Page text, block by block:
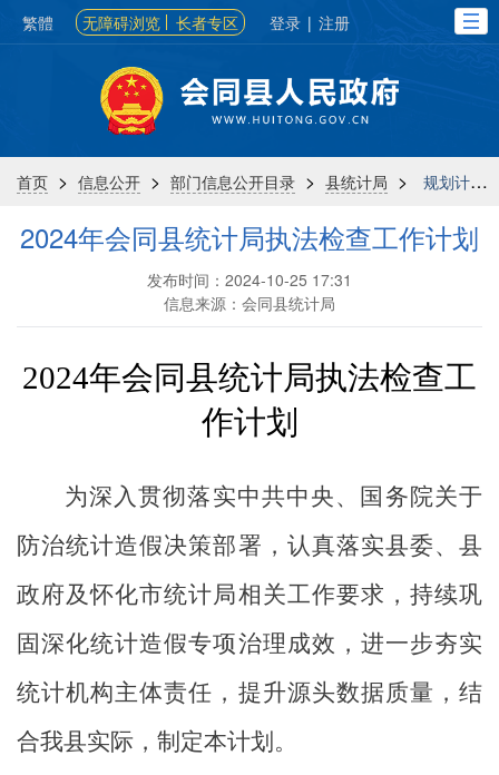
繁體 无障碍浏览 长者专区 登录 | 注册
首页 > 信息公开 > 部门信息公开目录 > 县统计局 > 规划计划
2024年会同县统计局执法检查工作计划
发布时间：2024-10-25 17:31
信息来源：会同县统计局
2024年会同县统计局执法检查工
作计划
为深入贯彻落实中共中央、国务院关于
防治统计造假决策部署，认真落实县委、县
政府及怀化市统计局相关工作要求，持续巩
固深化统计造假专项治理成效，进一步夯实
统计机构主体责任，提升源头数据质量，结
合我县实际，制定本计划。